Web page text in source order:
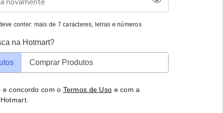
conter: mais de 7 caracteres, letras e números
na Hotmart?
Comprar Produtos
e concordo com o Termos de Uso e com a